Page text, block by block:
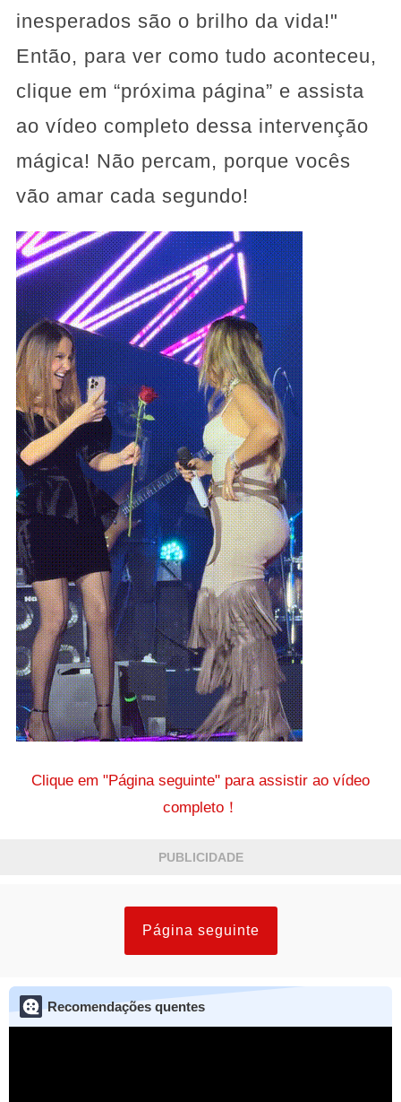
inesperados são o brilho da vida!"
Então, para ver como tudo aconteceu,
clique em “próxima página” e assista
ao vídeo completo dessa intervenção
mágica! Não percam, porque vocês
vão amar cada segundo!
Clique em "Página seguinte" para assistir ao vídeo
completo！
PUBLICIDADE
Página seguinte
Recomendações quentes